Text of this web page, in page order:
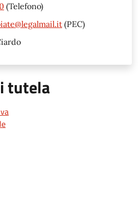
(Telefono)
(PEC)
tutela